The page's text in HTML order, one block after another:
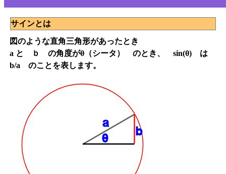
サインとは
図のような直角三角形があったとき
a と ｂ の角度がθ（シータ） のとき、 sin(θ) は
b/a のことを表します。